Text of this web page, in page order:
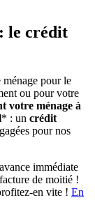
le crédit
ménage pour le
ou pour votre
votre ménage à
* : un crédit
pour nos
immédiate
de moitié !
en vite ! En